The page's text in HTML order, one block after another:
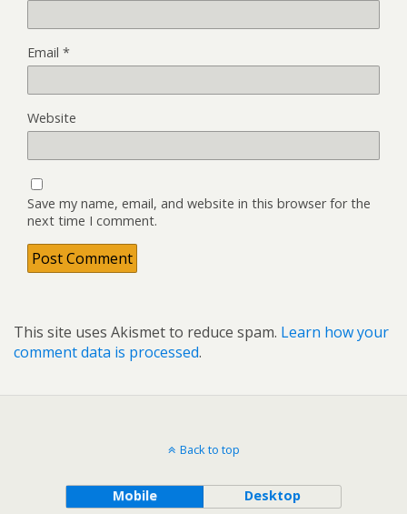
Email *
Website
Save my name, email, and website in this browser for the
next time I comment.
This site uses Akismet to reduce spam. Learn how your
comment data is processed.
Back to top
Mobile Desktop